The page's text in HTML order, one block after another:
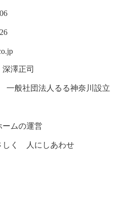
澤正司
一般社団法人るる神奈川設立
ームの運営
しく 人にしあわせ